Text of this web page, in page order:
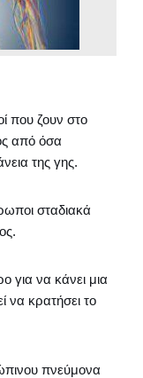
που ζουν στο
από όσα
της γης.
σταδιακά
για να κάνει μια
να κρατήσει το
πνεύμονα